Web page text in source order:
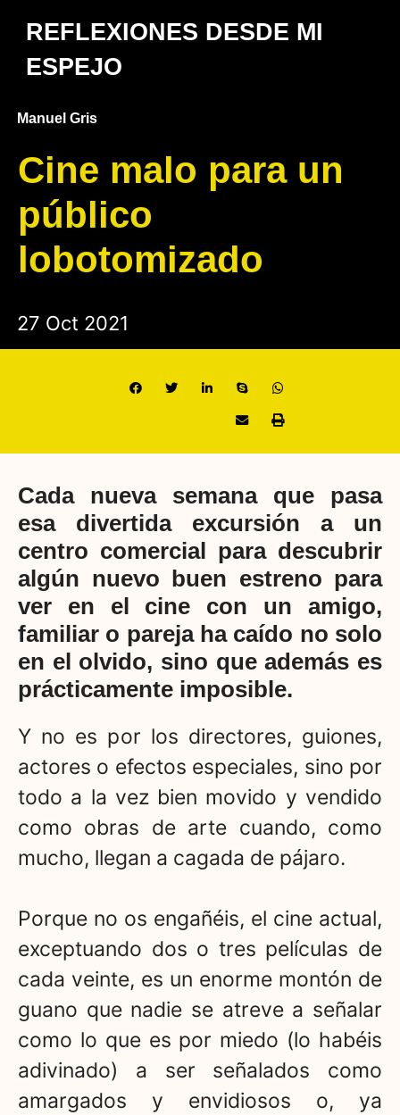
REFLEXIONES DESDE MI
ESPEJO
Manuel Gris
Cine malo para un
público
lobotomizado
27 Oct 2021
Cada nueva semana que pasa
esa divertida excursión a un
centro comercial para descubrir
algún nuevo buen estreno para
ver en el cine con un amigo,
familiar o pareja ha caído no solo
en el olvido, sino que además es
prácticamente imposible.
Y no es por los directores, guiones,
actores o efectos especiales, sino por
todo a la vez bien movido y vendido
como obras de arte cuando, como
mucho, llegan a cagada de pájaro.
Porque no os engañéis, el cine actual,
exceptuando dos o tres películas de
cada veinte, es un enorme montón de
guano que nadie se atreve a señalar
como lo que es por miedo (lo habéis
adivinado) a ser señalados como
amargados y envidiosos o, ya